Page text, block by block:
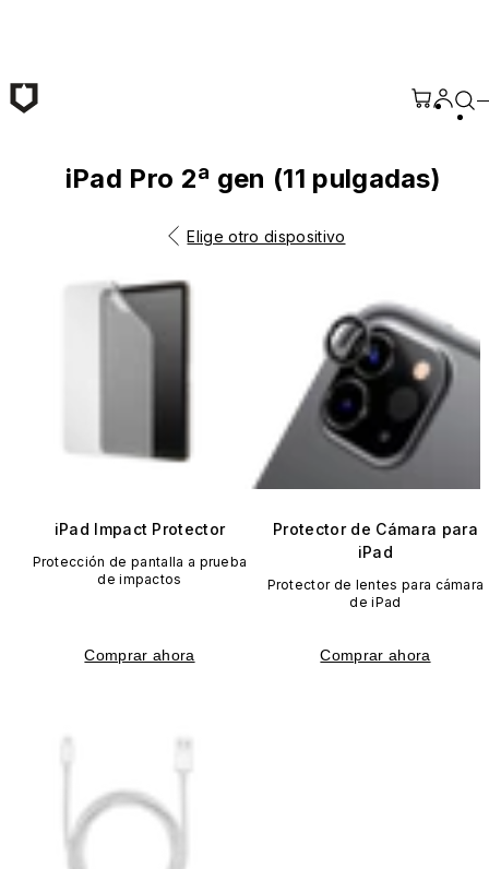
iPad Pro 2ª gen (11 pulgadas)
Elige otro dispositivo
iPad Impact Protector
Protección de pantalla a prueba
de impactos
Comprar ahora
Protector de Cámara para
iPad
Protector de lentes para cámara
de iPad
Comprar ahora